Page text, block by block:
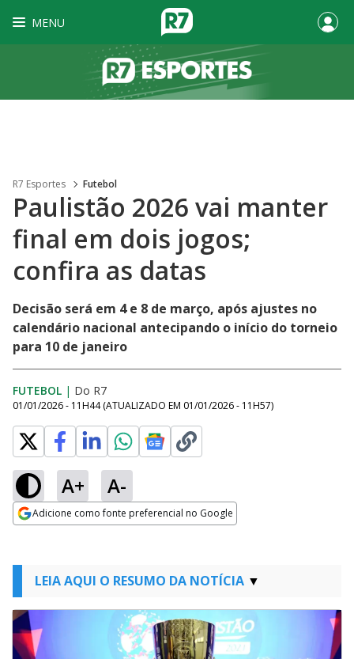
MENU
R7 Esportes Futebol
Paulistão 2026 vai manter
final em dois jogos;
confira as datas
Decisão será em 4 e 8 de março, após ajustes no
calendário nacional antecipando o início do torneio
para 10 de janeiro
FUTEBOL | Do R7
01/01/2026 - 11H44 (ATUALIZADO EM 01/01/2026 - 11H57)
A+ A-
Adicione como fonte preferencial no Google
LEIA AQUI O RESUMO DA NOTÍCIA